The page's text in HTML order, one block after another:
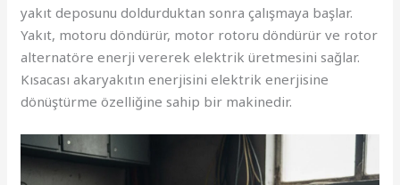
yakıt deposunu doldurduktan sonra çalışmaya başlar.
Yakıt, motoru döndürür, motor rotoru döndürür ve rotor
alternatöre enerji vererek elektrik üretmesini sağlar.
Kısacası akaryakıtın enerjisini elektrik enerjisine
dönüştürme özelliğine sahip bir makinedir.